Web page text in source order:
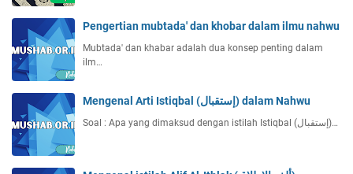
Pengertian mubtada' dan khobar dalam ilmu nahwu
Mubtada' dan khabar adalah dua konsep penting dalam
ilm…
Mengenal Arti Istiqbal (إستقبال) dalam Nahwu
Soal : Apa yang dimaksud dengan istilah Istiqbal (إستقبال)…